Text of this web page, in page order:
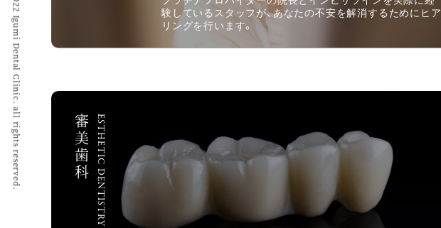
© 2022 Igumi Dental Clinic. all rights reserved.
験しているスタッフが、あなたの不安を解消するためにヒア
リングを行います。
ESTHETIC DENTISTRY
審美歯科